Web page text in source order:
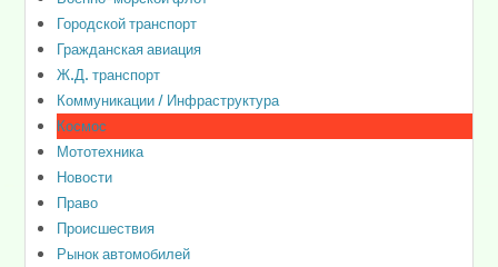
Городской транспорт
Гражданская авиация
Ж.Д. транспорт
Коммуникации / Инфраструктура
Космос
Мототехника
Новости
Право
Происшествия
Рынок автомобилей